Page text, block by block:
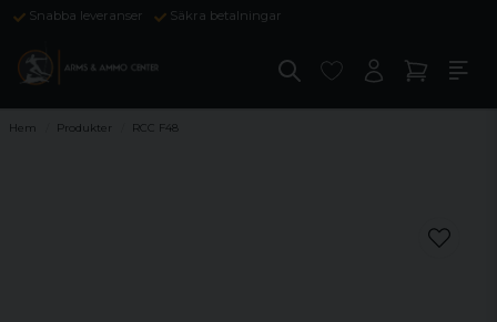
Snabba leveranser Säkra betalningar
Hem Produkter RCC F48